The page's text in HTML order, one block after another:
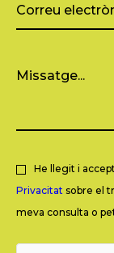
He llegit i
Privacitat sobre el
meva consulta o